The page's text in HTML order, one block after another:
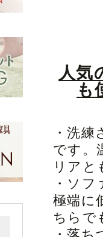
人気
も
・洗
です。
リアと
・ソ
極端に
ちらで